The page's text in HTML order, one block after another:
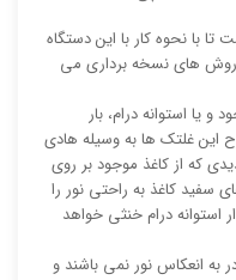
تا با نحوه کار با این دستگاه
های نسخه برداری می
و یا استوانه درام، بار
غلتک ها به وسیله هادی
که از کاغذ موجود بر روی
کاغذ به راحتی نور را
درام خنثی خواهد
انعکاس نور نمی باشند و